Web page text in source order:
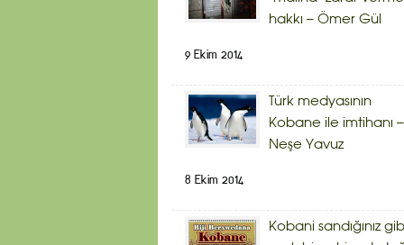
hakkı – Ömer Gül
9 Ekim 2014
Türk medyasının
Kobane ile imtihanı –
Neşe Yavuz
8 Ekim 2014
Kobani sandığınız